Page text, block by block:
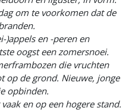
om te voorkomen dat de
)appels en -peren en
oogst een zomersnoei.
die vruchten
op de grond. Nieuwe, jonge
opbinden.
en op een hogere stand.